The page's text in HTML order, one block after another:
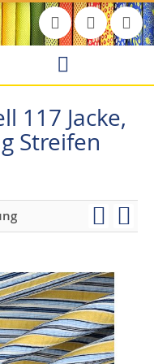
117 Jacke,
Streifen